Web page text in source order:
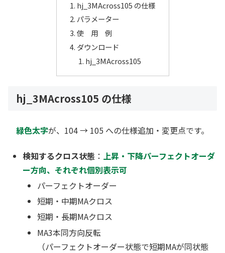
hj_3MAcross105 の仕様
パラメーター
使 用 例
ダウンロード
hj_3MAcross105
hj_3MAcross105 の仕様
緑色太字が、104 → 105 への仕様追加・変更点です。
検知するクロス状態 ： 上昇・下降パーフェクトオーダ
ー方向、それぞれ個別表示可
パーフェクトオーダー
短期・中期MAクロス
短期・長期MAクロス
MA3本同方向反転
（パーフェクトオーダー状態で短期MAが同状態